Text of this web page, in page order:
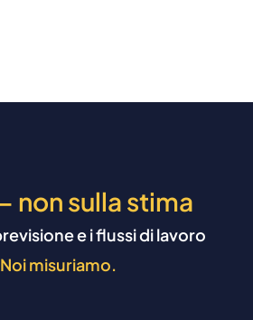
non sulla stima
e i flussi di lavoro
misuriamo.